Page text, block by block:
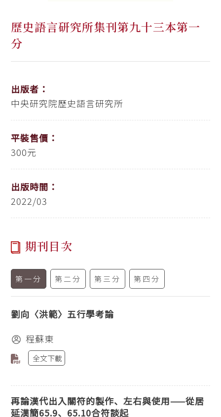
歷史語言研究所集刊第九十三本第一
分
出版者：
中央研究院歷史語言研究所
平裝售價：
300元
出版時間：
2022/03
期刊目次
第一分 第二分 第三分 第四分
劉向〈洪範〉五行學考論
程蘇東
全文下載
再論漢代出入關符的製作、左右與使用——從居
延漢簡65.9、65.10合符談起